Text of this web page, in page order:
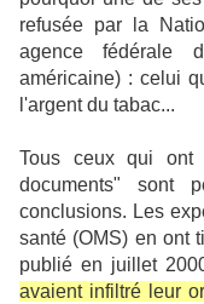
refusée par la
agence fédérale
américaine) : celui
l'argent du tabac...
Tous ceux qui ont
documents" sont
conclusions. Les
santé (OMS) en ont
publié en juillet
avaient infiltré leur